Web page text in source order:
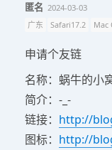
匿名 2024-03-03
广东
Safari17.2 Mac
申请个友链
名称：蜗牛的小
简介：-_-
链接： http://
图标： http://